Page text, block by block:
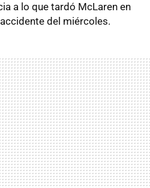
a lo que tardó McLaren en
del miércoles.